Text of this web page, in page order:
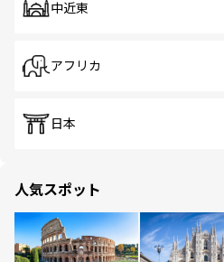
中近東
アフリカ
日本
人気スポット